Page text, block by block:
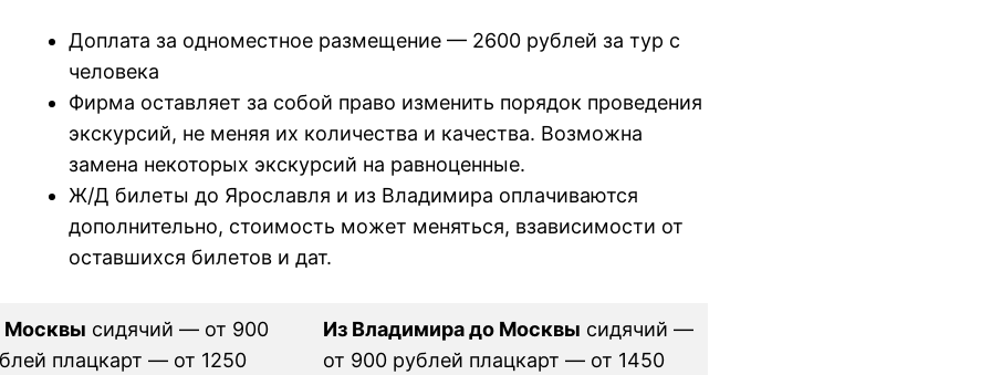
Доплата за одноместное размещение — 2600 рублей за тур с
человека
Фирма оставляет за собой право изменить порядок проведения
экскурсий, не меняя их количества и качества. Возможна
замена некоторых экскурсий на равноценные.
Ж/Д билеты до Ярославля и из Владимира оплачиваются
дополнительно, стоимость может меняться, взависимости от
оставшихся билетов и дат.
Москвы сидячий — от 900
плацкарт — от 1250
Из Владимира до Москвы сидячий —
от 900 рублей плацкарт — от 1450